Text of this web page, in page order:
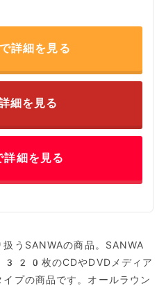
詳細を見る
細を見る
詳細を見る
うSANWAの商品。SANWA
320枚のCDやDVDメディア
プの商品です。オールラウン